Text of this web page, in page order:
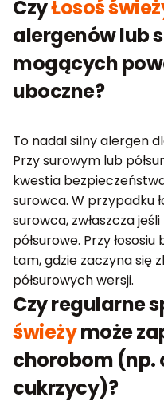
CzyŁosoś
alergenów lub
mogących
uboczne?
To nadal silny alergen
Przy surowym lub
kwestia
surowca. W przypadku
surowca, zwłaszcza
półsurowe. Przy
tam, gdzie zaczyna się
półsurowych wersji.
Czy regularne
świeżymoże
chorobom (np.
cukrzycy)?